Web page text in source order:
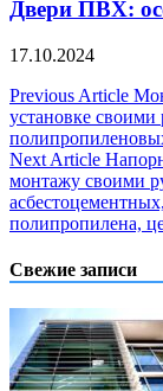
Двери ПВХ:
17.10.2024
Навигация
по
записям
Previous Article
установке своими
Next Article
монтажу своими
полипропилена,
Свежие записи